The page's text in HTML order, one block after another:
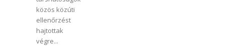
közös közúti
ellenőrzést
hajtottak
végre...